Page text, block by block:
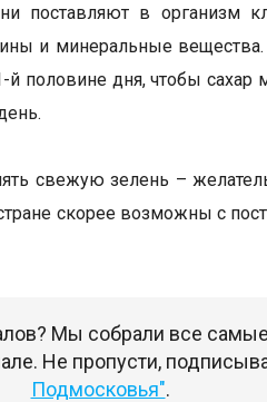
в организм
и минеральные
дня, чтобы сахар
свежую зелень –
скорее возможны с
Мы собрали все
Не пропусти,
Подмосковья".